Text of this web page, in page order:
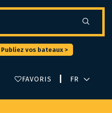
Publiez vos bateaux >
FAVORIS